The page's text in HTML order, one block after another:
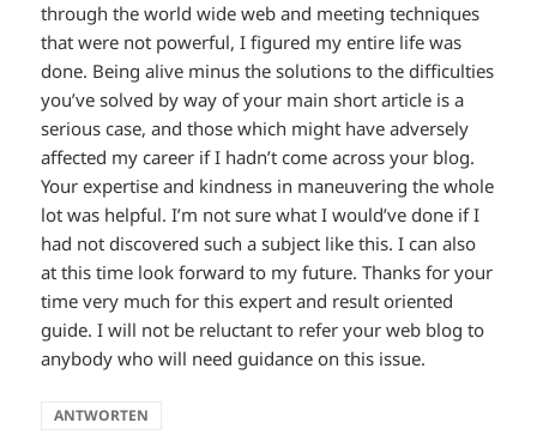
through the world wide web and meeting techniques
that were not powerful, I figured my entire life was
done. Being alive minus the solutions to the difficulties
you’ve solved by way of your main short article is a
serious case, and those which might have adversely
affected my career if I hadn’t come across your blog.
Your expertise and kindness in maneuvering the whole
lot was helpful. I’m not sure what I would’ve done if I
had not discovered such a subject like this. I can also
at this time look forward to my future. Thanks for your
time very much for this expert and result oriented
guide. I will not be reluctant to refer your web blog to
anybody who will need guidance on this issue.
ANTWORTEN